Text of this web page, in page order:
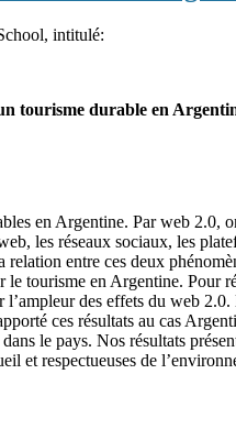
intitulé:
tourisme durable en
en Argentine. Par web
les réseaux sociaux, les
entre ces deux
tourisme en Argentine. Pour
des effets du web
ces résultats au cas
le pays. Nos résultats
et respectueuses de